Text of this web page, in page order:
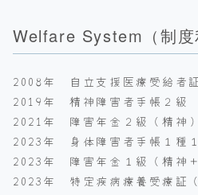
Welfare System（制度
2008年 自立支援医療受給者証
2019年 精神障害者手帳２級
2021年 障害年金２級（精神）
2023年 身体障害者手帳１種
2023年 障害年金１級（精神＋
2023年 特定疾病療養受療証（